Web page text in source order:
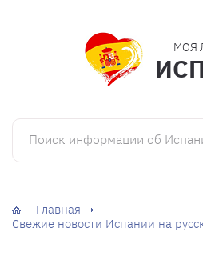
МОЯ
Поиск информации об Испании
Главная
Свежие новости Испании на